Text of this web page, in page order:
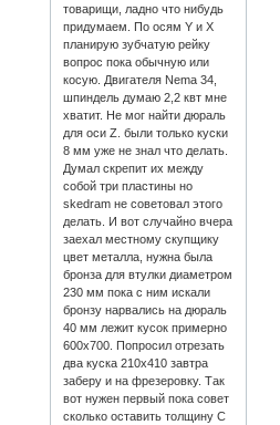
товарищи, ладно что нибудь
придумаем. По осям Y и X
планирую зубчатую рейку
вопрос пока обычную или
косую. Двигателя Nema 34,
шпиндель думаю 2,2 квт мне
хватит. Не мог найти дюраль
для оси Z. были только куски
8 мм уже не знал что делать.
Думал скрепит их между
собой три пластины но
skedram не советовал этого
делать. И вот случайно вчера
заехал местному скупщику
цвет металла, нужна была
бронза для втулки диаметром
230 мм пока с ним искали
бронзу нарвались на дюраль
40 мм лежит кусок примерно
600х700. Попросил отрезать
два куска 210х410 завтра
заберу и на фрезеровку. Так
вот нужен первый пока совет
сколько оставить толщину С